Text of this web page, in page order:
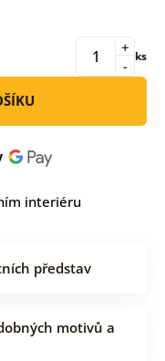
-
+ ks
interiéru
představ
motivů a